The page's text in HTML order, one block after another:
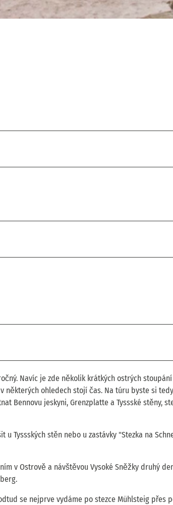
Navíc je zde několik krátkých ostrých stoupání
některých ohledech stojí čas. Na túru byste si tedy
Bennovu jeskyni, Grenzplatte a Tyssské stěny,
Tyssských stěn nebo u zastávky "Stezka na
v Ostrově a návštěvou Vysoké Sněžky druhý
se nejprve vydáme po stezce Mühlsteig přes